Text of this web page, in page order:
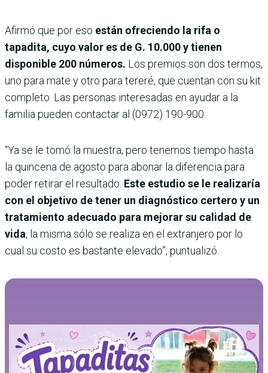
Afirmó que por eso están ofreciendo la rifa o
tapadita, cuyo valor es de G. 10.000 y tienen
disponible 200 números. Los premios son dos termos,
uno para mate y otro para tereré, que cuentan con su kit
completo. Las personas interesadas en ayudar a la
familia pueden contactar al (0972) 190-900.
“Ya se le tomó la muestra, pero tenemos tiempo hasta
la quincena de agosto para abonar la diferencia para
poder retirar el resultado. Este estudio se le realizaría
con el objetivo de tener un diagnóstico certero y un
tratamiento adecuado para mejorar su calidad de
vida, la misma sólo se realiza en el extranjero por lo
cual su costo es bastante elevado”, puntualizó.